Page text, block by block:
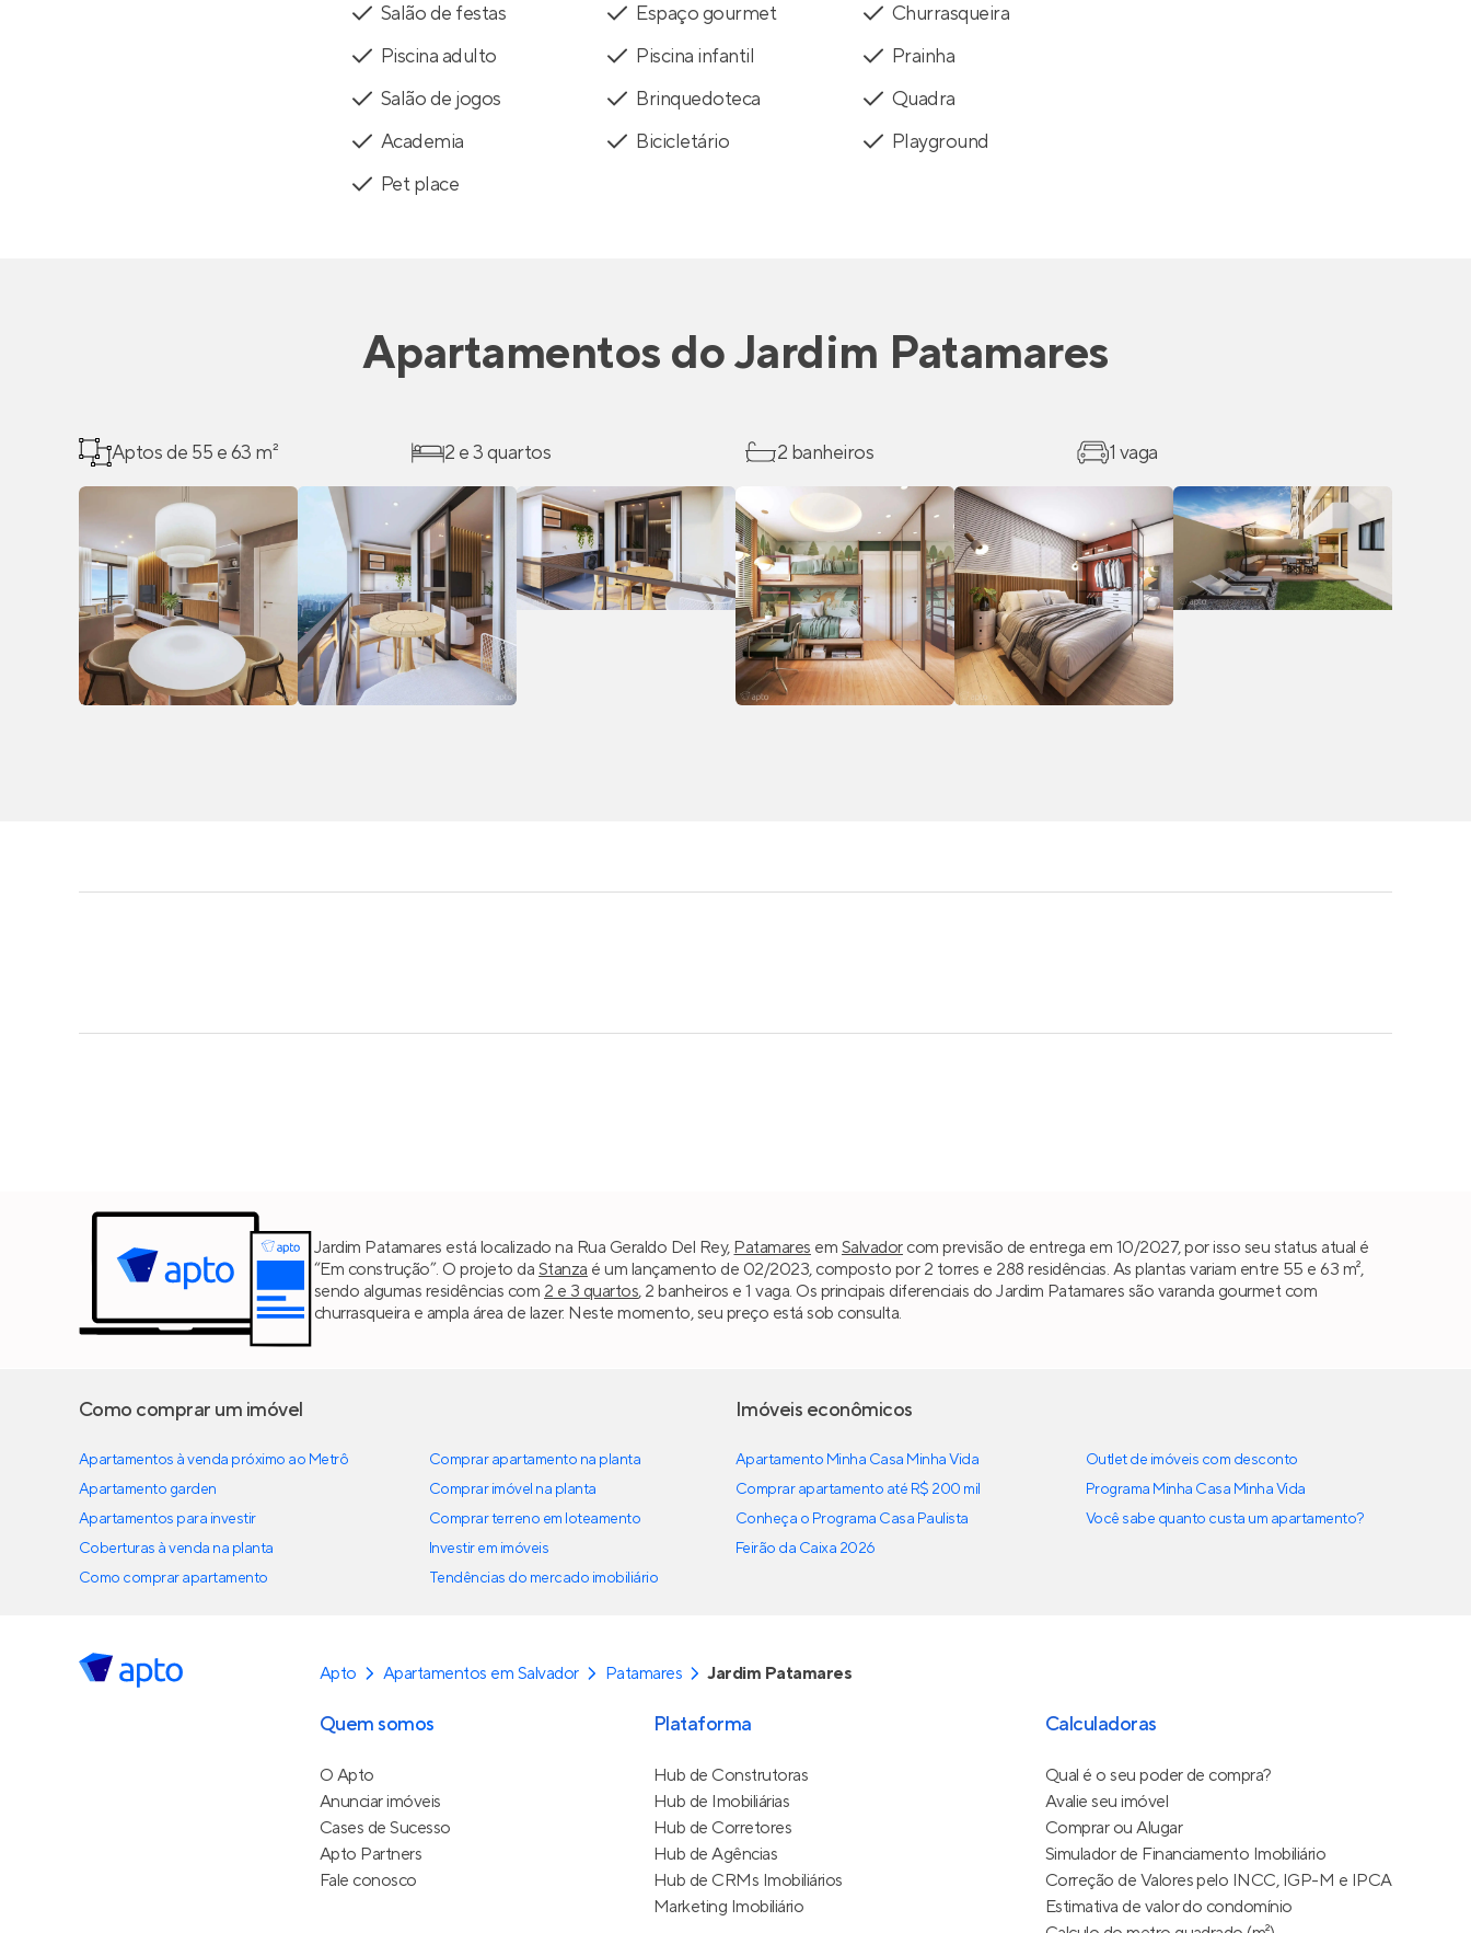
Salão de festas Espaço gourmet
Churrasqueira
Piscina adulto
Piscina infantil
Prainha
Salão de jogos
Brinquedoteca
Quadra
Academia
Bicicletário
Playground
Pet place
Apartamentos doJardim Patamares
Aptos de 55 e 63 m² 2 e 3 quartos 2 banheiros 1 vaga
Jardim Patamares está localizado na Rua Geraldo Del Rey, Patamares em Salvadorcom previsão de entrega em 10/2027, por isso seu status atual é
“Em construção”. O projeto da Stanza é um lançamento de 02/2023, composto por 2 torres e 288 residências. As plantas variam entre 55 e 63 m²,
sendo algumas residências com 2 e 3 quartos, 2 banheiros e 1 vaga. Os principais diferenciais do Jardim Patamares são varanda gourmet com
churrasqueira e ampla área de lazer. Neste momento, seu preço está sob consulta.
Como comprar um imóvel
Apartamentos à venda próximo ao Metrô
Apartamento garden
Apartamentos para investir
Coberturas à venda na planta
Como comprar apartamento
Comprar apartamento na planta
Comprar imóvel na planta
Comprar terreno em loteamento
Investir em imóveis
Tendências do mercado imobiliário
Imóveis econômicos
Apartamento Minha Casa Minha Vida
Comprar apartamento até R$ 200 mil
Conheça o Programa Casa Paulista
Feirão da Caixa 2026
Outlet de imóveis com desconto
Programa Minha Casa Minha Vida
Você sabe quanto custa um apartamento?
Apto Apartamentos em Salvador Patamares Jardim Patamares
Quem somos
O Apto
Anunciar imóveis
Cases de Sucesso
Apto Partners
Fale conosco
Plataforma
Hub de Construtoras
Hub de Imobiliárias
Hub de Corretores
Hub de Agências
Hub de CRMs Imobiliários
Marketing Imobiliário
Calculadoras
Qual é o seu poder de compra?
Avalie seu imóvel
Comprar ou Alugar
Simulador de Financiamento Imobiliário
Correção de Valores pelo INCC, IGP-M e IPCA
Estimativa de valor do condomínio